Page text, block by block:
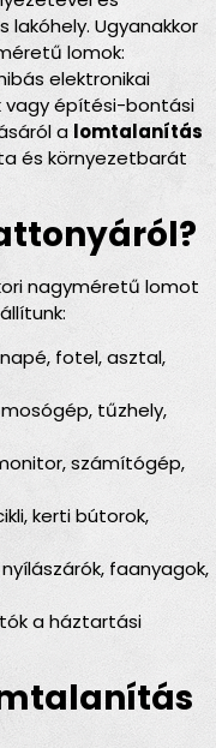
Ugyanakkor
lomok:
elektronikai
vagy építési-bontási
a lomtalanítás
és környezetbarát
nagyméretű lomot
fotel, asztal,
tűzhely,
számítógép,
kerti bútorok,
faanyagok,
a háztartási